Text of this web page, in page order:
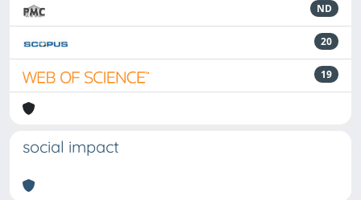
ND
20
19
social impact